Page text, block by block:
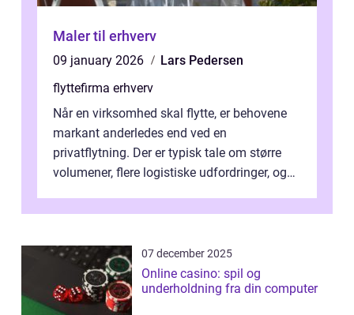
Maler til erhverv
09 january 2026
Lars Pedersen
flyttefirma erhverv
Når en virksomhed skal flytte, er behovene
markant anderledes end ved en
privatflytning. Der er typisk tale om større
volumener, flere logistiske udfordringer, og
07 december 2025
Online casino: spil og
underholdning fra din computer